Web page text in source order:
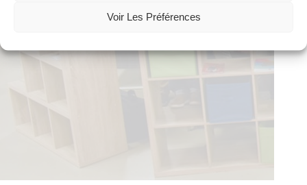
Voir Les Préférences